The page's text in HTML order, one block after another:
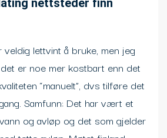
nettsteder finn
lettvint å bruke, men jeg
er noe mer kostbart enn det
“manuelt”, dvs tilføre det
Samfunn: Det har vært et
og avløp og det som gjelder